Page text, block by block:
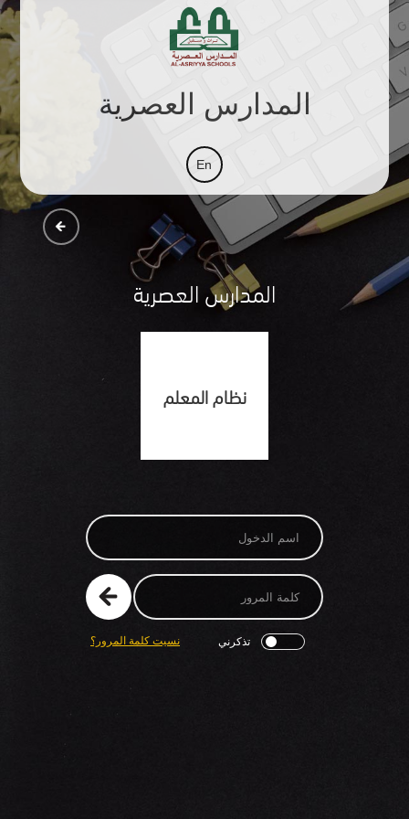
المدارس العصرية
المدارس العصرية
نظام المعلم
تذكرني نسيت كلمة المرور؟